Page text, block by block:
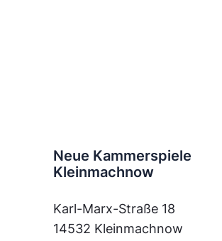
Neue Kammerspiele
Kleinmachnow
Karl-Marx-Straße 18
14532 Kleinmachnow